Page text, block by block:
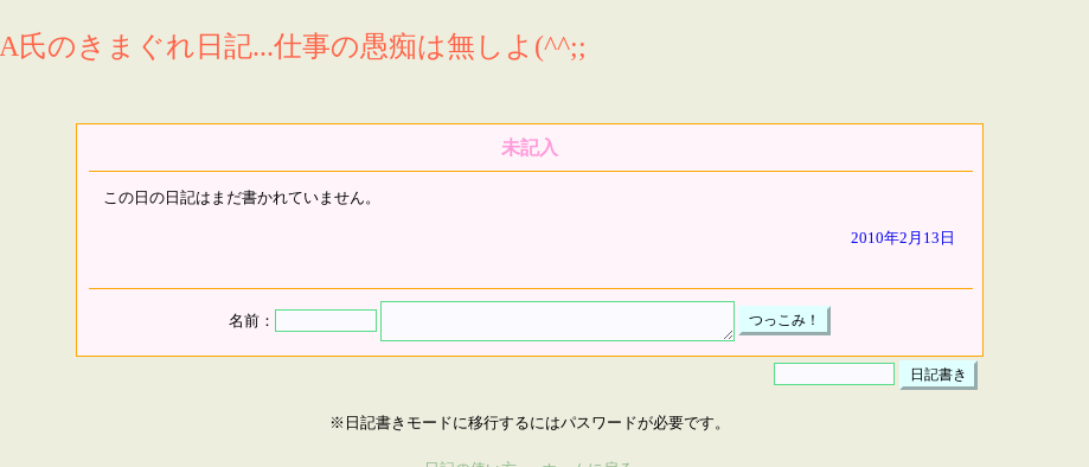
A氏のきまぐれ日記...仕事の愚痴は無しよ(^^;;
未記入
この日の日記はまだ書かれていません。
2010年2月13日
名前：
※日記書きモードに移行するにはパスワードが必要です。